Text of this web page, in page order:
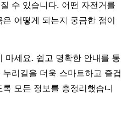
수 있습니다. 어떤 자전거를
어떻게 되는지 궁금한 점이
마세요. 쉽고 명확한 안내를 통
리길을 더욱 스마트하고 즐겁
모든 정보를 총정리했습니